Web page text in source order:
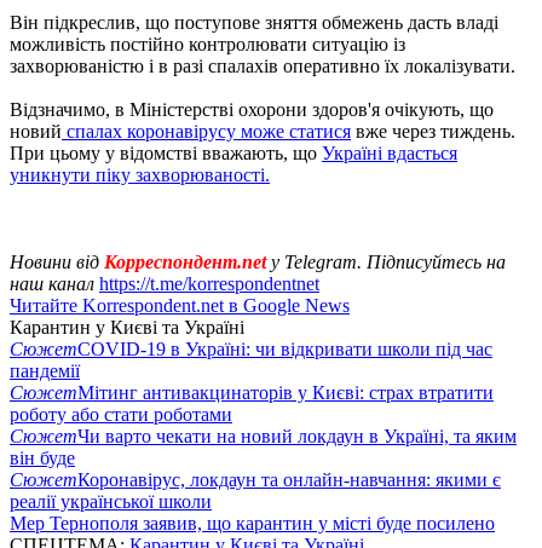
Він підкреслив, що поступове зняття обмежень дасть владі
можливість постійно контролювати ситуацію із
захворюваністю і в разі спалахів оперативно їх локалізувати.
Відзначимо, в Міністерстві охорони здоров'я очікують, що
новий спалах коронавірусу може статися вже через тиждень.
При цьому у відомстві вважають, що Україні вдасться
уникнути піку захворюваності.
Новини від Корреспондент.net у Telegram. Підписуйтесь на
наш канал https://t.me/korrespondentnet
Читайте Korrespondent.net в Google News
Карантин у Києві та Україні
СюжетCOVID-19 в Україні: чи відкривати школи під час
пандемії
СюжетМітинг антивакцинаторів у Києві: страх втратити
роботу або стати роботами
СюжетЧи варто чекати на новий локдаун в Україні, та яким
він буде
СюжетКоронавірус, локдаун та онлайн-навчання: якими є
реалії української школи
Мер Тернополя заявив, що карантин у місті буде посилено